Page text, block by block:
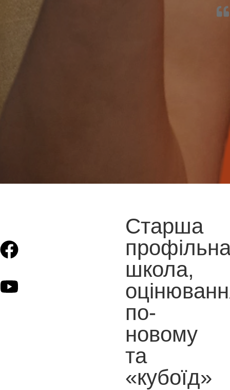
Старша
школа,
по-
новому
та
«кубоїд»